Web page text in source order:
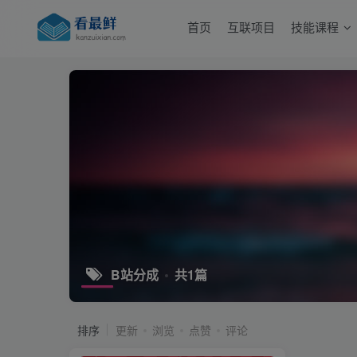
首页 互联项目 技能课程
B站分成 共1篇
排序 更新 浏览 点赞 评论